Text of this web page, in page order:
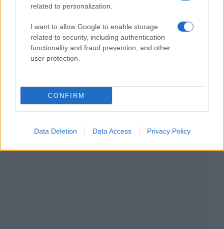
related to personalization.
I want to allow Google to enable storage
related to security, including authentication
functionality and fraud prevention, and other
user protection.
CONFIRM
Data Deletion Data Access Privacy Policy